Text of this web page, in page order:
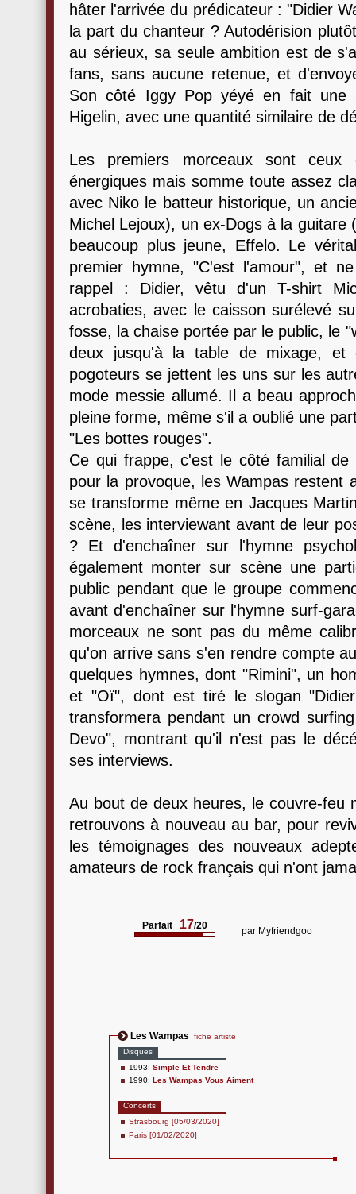
hâter l'arrivée du prédicateur : "Didier
la part du chanteur ? Autodérision
au sérieux, sa seule ambition est de
fans, sans aucune retenue, et
Son côté Iggy Pop yéyé en fait une
Higelin, avec une quantité similaire de
Les premiers morceaux sont
énergiques mais somme toute assez
avec Niko le batteur historique, un
Michel Lejoux), un ex-Dogs à la guitare
beaucoup plus jeune, Effelo. Le
premier hymne, "C'est l'amour", et
rappel : Didier, vêtu d'un T-shirt
acrobaties, avec le caisson surélevé
fosse, la chaise portée par le public, le
deux jusqu'à la table de mixage, et
pogoteurs se jettent les uns sur les
mode messie allumé. Il a beau
pleine forme, même s'il a oublié une
"Les bottes rouges".
Ce qui frappe, c'est le côté familial
pour la provoque, les Wampas restent
se transforme même en Jacques
scène, les interviewant avant de leur
? Et d'enchaîner sur l'hymne
également monter sur scène une
public pendant que le groupe
avant d'enchaîner sur l'hymne surf-
morceaux ne sont pas du même
qu'on arrive sans s'en rendre compte
quelques hymnes, dont "Rimini", un
et "Oï", dont est tiré le slogan
transformera pendant un crowd
Devo", montrant qu'il n'est pas le
ses interviews.
Au bout de deux heures, le couvre-feu
retrouvons à nouveau au bar, pour
les témoignages des nouveaux
amateurs de rock français qui n'ont
Parfait 17/20 par Myfriendgoo
Les Wampas
fiche artiste
Disques
1993: Simple Et Tendre
1990: Les Wampas Vous Aiment
Concerts
Strasbourg [05/03/2020]
Paris [01/02/2020]